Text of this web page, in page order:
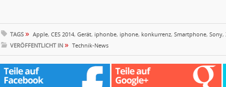
TAGS » Apple, CES 2014, Gerät, iphonbe, iphone, konkurrenz, Smartphone, Sony,
VERÖFFENTLICHT IN » Technik-News